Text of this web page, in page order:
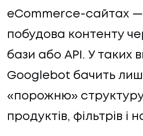
eCommerce-сайтах
побудова контенту
бази або API. У таких
Googlebot бачить
«порожню»
продуктів, фільтрів і